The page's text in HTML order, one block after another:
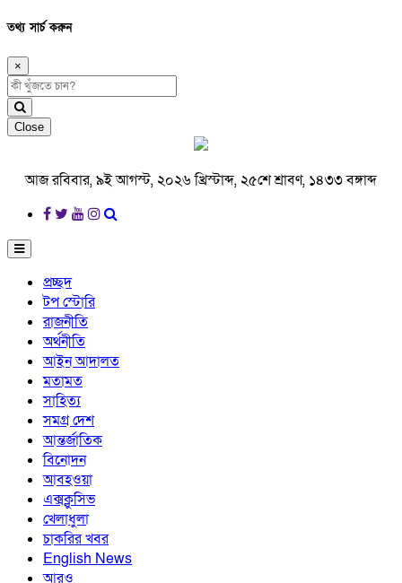
তথ্য সার্চ করুন
×
Close
আজ রবিবার, ৯ই আগস্ট, ২০২৬ খ্রিস্টাব্দ, ২৫শে শ্রাবণ, ১৪৩৩ বঙ্গাব্দ
প্রচ্ছদ
টপ স্টোরি
রাজনীতি
অর্থনীতি
আইন আদালত
মতামত
সাহিত্য
সমগ্র দেশ
আন্তর্জাতিক
বিনোদন
আবহওয়া
এক্সক্লুসিভ
খেলাধুলা
চাকরির খবর
English News
আরও